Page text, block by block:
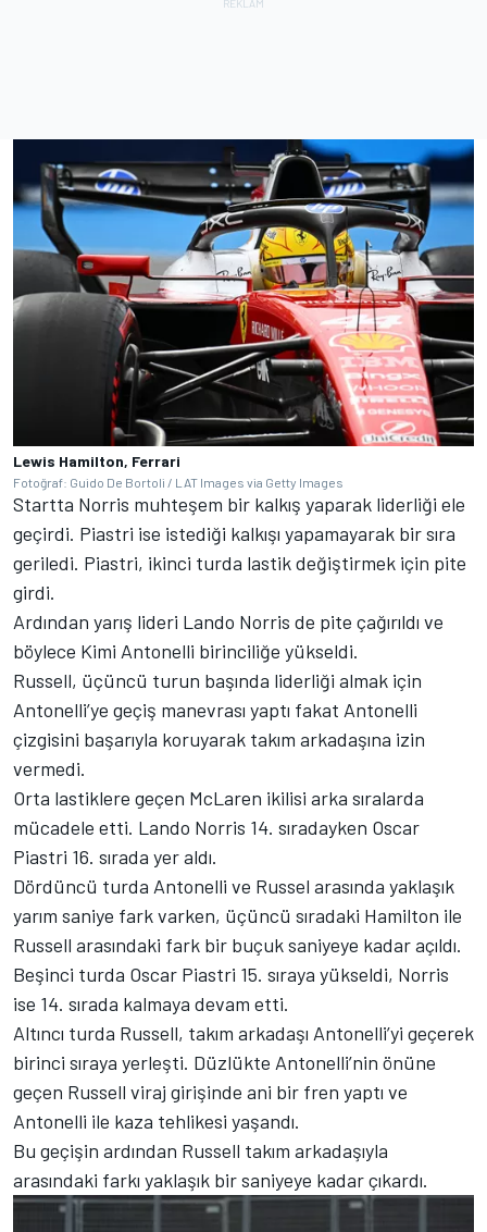
Lewis Hamilton, Ferrari
Fotoğraf: Guido De Bortoli / LAT Images via Getty Images
Startta Norris muhteşem bir kalkış yaparak liderliği ele
geçirdi. Piastri ise istediği kalkışı yapamayarak bir sıra
geriledi. Piastri, ikinci turda lastik değiştirmek için pite
girdi.
Ardından yarış lideri Lando Norris de pite çağırıldı ve
böylece Kimi Antonelli birinciliğe yükseldi.
Russell, üçüncü turun başında liderliği almak için
Antonelli’ye geçiş manevrası yaptı fakat Antonelli
çizgisini başarıyla koruyarak takım arkadaşına izin
vermedi.
Orta lastiklere geçen McLaren ikilisi arka sıralarda
mücadele etti. Lando Norris 14. sıradayken Oscar
Piastri 16. sırada yer aldı.
Dördüncü turda Antonelli ve Russel arasında yaklaşık
yarım saniye fark varken, üçüncü sıradaki Hamilton ile
Russell arasındaki fark bir buçuk saniyeye kadar açıldı.
Beşinci turda Oscar Piastri 15. sıraya yükseldi, Norris
ise 14. sırada kalmaya devam etti.
Altıncı turda Russell, takım arkadaşı Antonelli’yi geçerek
birinci sıraya yerleşti. Düzlükte Antonelli’nin önüne
geçen Russell viraj girişinde ani bir fren yaptı ve
Antonelli ile kaza tehlikesi yaşandı.
Bu geçişin ardından Russell takım arkadaşıyla
arasındaki farkı yaklaşık bir saniyeye kadar çıkardı.